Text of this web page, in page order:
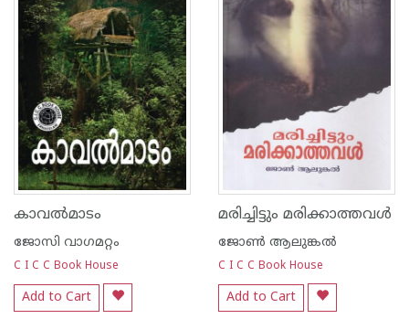
കാവല്‍മാടം
ജോസി വാഗമറ്റം
C I C C Book House
Add to Cart
മരിച്ചിട്ടും മരിക്കാത്തവള്‍
ജോണ്‍‌ ആലുങ്കല്‍‌
C I C C Book House
Add to Cart